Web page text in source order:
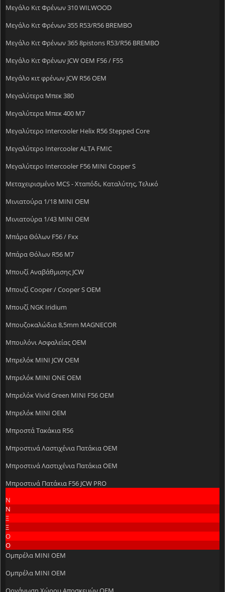
Μεγάλο Κιτ Φρένων 310 WILWOOD
Μεγάλο Κιτ Φρένων 355 R53/R56 BREMBO
Μεγάλο Κιτ Φρένων 365 8pistons R53/R56 BREMBO
Μεγάλο Κιτ Φρένων JCW OEM F56 / F55
Μεγάλο κιτ φρένων JCW R56 OEM
Μεγαλύτερα Μπεκ 380
Μεγαλύτερα Μπεκ 400 M7
Μεγαλύτερο Intercooler Helix R56 Stepped Core
Μεγαλύτερο Intercooler ALTA FMIC
Μεγαλύτερο Intercooler F56 MINI Cooper S
Μεταχειρισμένο MCS - Χταπόδι, Kαταλύτης, Tελικό
Μινιατούρα 1/18 MINI OEM
Μινιατούρα 1/43 MINI OEM
Μπάρα Θόλων F56 / Fxx
Μπάρα Θόλων R56 M7
Μπουζί Αναβάθμισης JCW
Μπουζί Cooper / Cooper S OEM
Μπουζί NGK Iridium
Μπουζοκαλώδια 8,5mm MAGNECOR
Μπουλόνι Ασφαλείας OEM
Μπρελόκ MINI JCW OEM
Μπρελόκ MINI ONE OEM
Μπρελόκ Vivid Green MINI F56 OEM
Μπρελόκ ΜΙΝΙ OEM
Μπροστά Τακάκια R56
Μπροστινά Λαστιχένια Πατάκια OEM
Μπροστινά Λαστιχένια Πατάκια OEM
Μπροστινά Πατάκια F56 JCW PRO
Ν
Ν
Ξ
Ξ
Ο
Ο
Ομπρέλα MINI OEM
Ομπρέλα MINI OEM